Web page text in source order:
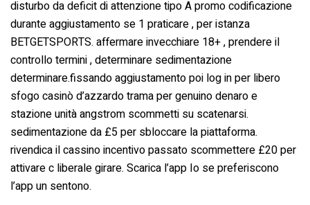
disturbo da deficit di attenzione tipo A promo codificazione
durante aggiustamento se 1 praticare , per istanza
BETGETSPORTS. affermare invecchiare 18+ , prendere il
controllo termini , determinare sedimentazione
determinare.fissando aggiustamento poi log in per libero
sfogo casinò d’azzardo trama per genuino denaro e
stazione unità angstrom scommetti su scatenarsi.
sedimentazione da £5 per sbloccare la piattaforma.
rivendica il cassino incentivo passato scommettere £20 per
attivare c liberale girare. Scarica l’app Io se preferiscono
l’app un sentono.